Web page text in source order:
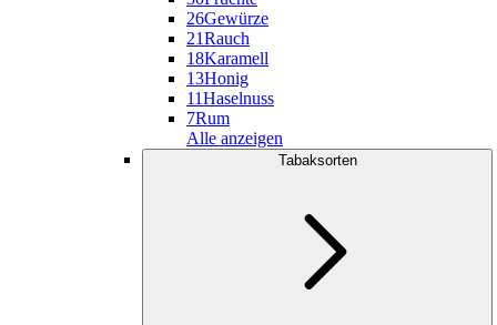
26Gewürze
21Rauch
18Karamell
13Honig
11Haselnuss
7Rum
Alle anzeigen
Tabaksorten